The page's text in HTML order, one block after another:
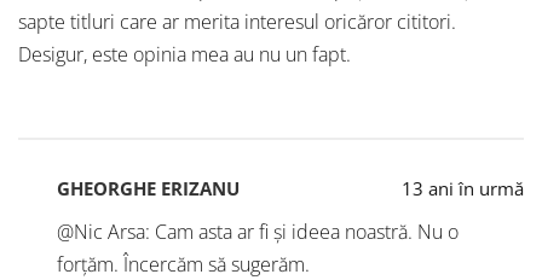
sapte titluri care ar merita interesul oricăror cititori.
Desigur, este opinia mea au nu un fapt.
GHEORGHE ERIZANU 13 ani în urmă
@Nic Arsa: Cam asta ar fi și ideea noastră. Nu o
forțăm. Încercăm să sugerăm.